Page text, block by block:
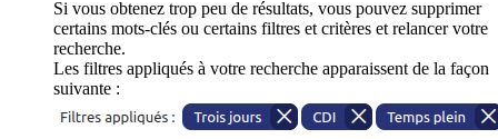
Si vous obtenez trop peu de résultats, vous pouvez supprimer
certains mots-clés ou certains filtres et critères et relancer votre
recherche.
Les filtres appliqués à votre recherche apparaissent de la façon
suivante :